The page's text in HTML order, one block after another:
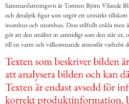
Sammanfattningsvis är Tomten Björn Vilande
och detaljrik figur som utgör ett utmärkt
inomhus och utomhus. Dess stilfullt enkla men
gör att den smälter in samtidigt som den står ut,
till en varm och välkomnande atmosfär varhelst